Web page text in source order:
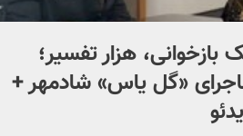
بازخوانی، هزار تفسیر؛
«گل یاس» شادمهر +